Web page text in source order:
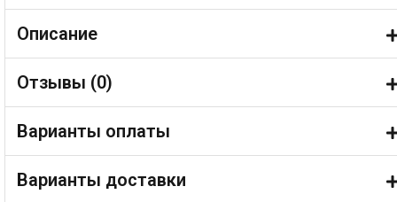
Описание
Отзывы (0)
Варианты оплаты
Варианты доставки